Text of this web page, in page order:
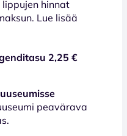
hinnat
Lue lisää
2,25 €
peavärava